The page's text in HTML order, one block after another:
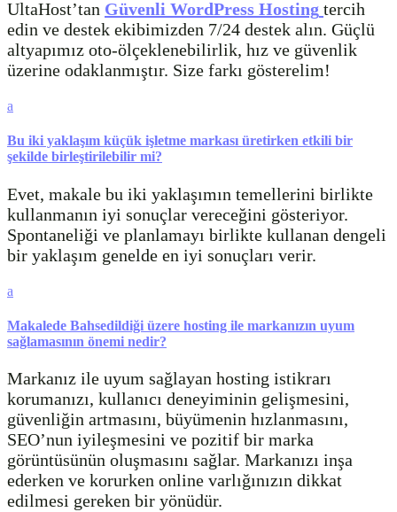
UltaHost’tan Güvenli WordPress Hosting tercih
edin ve destek ekibimizden 7/24 destek alın. Güçlü
altyapımız oto-ölçeklenebilirlik, hız ve güvenlik
üzerine odaklanmıştır. Size farkı gösterelim!
a
Bu iki yaklaşım küçük işletme markası üretirken etkili bir
şekilde birleştirilebilir mi?
Evet, makale bu iki yaklaşımın temellerini birlikte
kullanmanın iyi sonuçlar vereceğini gösteriyor.
Spontaneliği ve planlamayı birlikte kullanan dengeli
bir yaklaşım genelde en iyi sonuçları verir.
a
Makalede Bahsedildiği üzere hosting ile markanızın uyum
sağlamasının önemi nedir?
Markanız ile uyum sağlayan hosting istikrarı
korumanızı, kullanıcı deneyiminin gelişmesini,
güvenliğin artmasını, büyümenin hızlanmasını,
SEO’nun iyileşmesini ve pozitif bir marka
görüntüsünün oluşmasını sağlar. Markanızı inşa
ederken ve korurken online varlığınızın dikkat
edilmesi gereken bir yönüdür.